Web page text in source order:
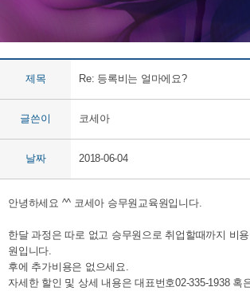
제목 Re: 등록비는 얼마에요?
글쓴이 코세아
날짜 2018-06-04
안녕하세요 ^^ 코세아 승무원교육원입니다.
한달 과정은 따로 없고 승무원으로 취업할때까지 비
원입니다.
후에 추가비용은 없으세요.
자세한 할인 및 상세 내용은 대표번호02-335-1938 혹